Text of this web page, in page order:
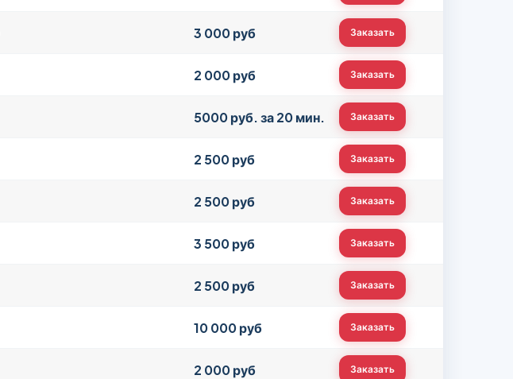
3 000 руб Заказать
2 000 руб Заказать
5000 руб. за 20 мин. Заказать
2 500 руб Заказать
2 500 руб Заказать
3 500 руб Заказать
2 500 руб Заказать
10 000 руб Заказать
2 000 руб Заказать